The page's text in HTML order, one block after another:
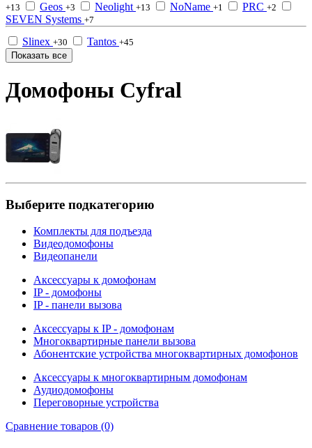
+13 Geos +3 Neolight +13 NoName +1 PRC +2
SEVEN Systems +7
Slinex +30 Tantos +45
Показать все
Домофоны Cyfral
Выберите подкатегорию
Комплекты для подъезда
Видеодомофоны
Видеопанели
Аксессуары к домофонам
IP - домофоны
IP - панели вызова
Аксессуары к IP - домофонам
Многоквартирные панели вызова
Абонентские устройства многоквартирных домофонов
Аксессуары к многоквартирным домофонам
Аудиодомофоны
Переговорные устройства
Сравнение товаров (0)